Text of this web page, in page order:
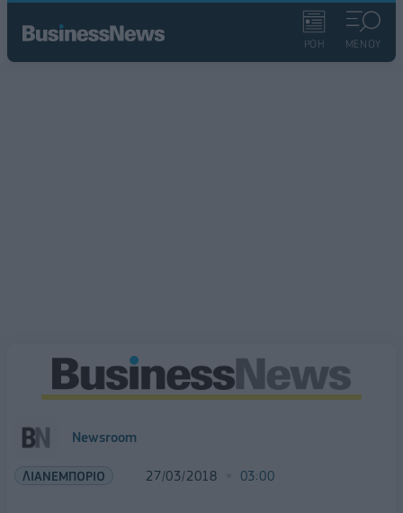
ΡΟΗ ΜΕΝΟΥ
Newsroom
ΛΙΑΝΕΜΠΟΡΙΟ 27/03/2018 03:00